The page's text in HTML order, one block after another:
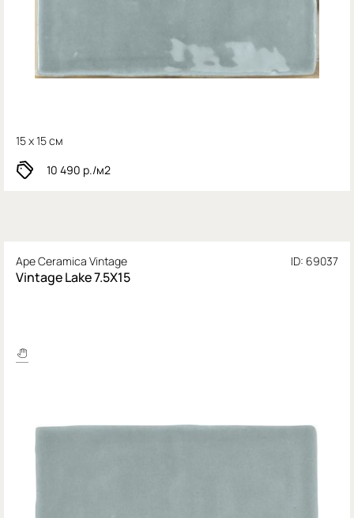
15 x 15 см
10 490 р./м2
Ape Ceramica Vintage ID: 69037
Vintage Lake 7.5X15